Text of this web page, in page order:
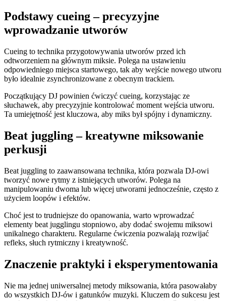
Podstawy cueing – precyzyjne
wprowadzanie utworów
Cueing to technika przygotowywania utworów przed ich
odtworzeniem na głównym miksie. Polega na ustawieniu
odpowiedniego miejsca startowego, tak aby wejście nowego utworu
było idealnie zsynchronizowane z obecnym trackiem.
Początkujący DJ powinien ćwiczyć cueing, korzystając ze
słuchawek, aby precyzyjnie kontrolować moment wejścia utworu.
Ta umiejętność jest kluczowa, aby miks był spójny i dynamiczny.
Beat juggling – kreatywne miksowanie
perkusji
Beat juggling to zaawansowana technika, która pozwala DJ-owi
tworzyć nowe rytmy z istniejących utworów. Polega na
manipulowaniu dwoma lub więcej utworami jednocześnie, często z
użyciem loopów i efektów.
Choć jest to trudniejsze do opanowania, warto wprowadzać
elementy beat jugglingu stopniowo, aby dodać swojemu miksowi
unikalnego charakteru. Regularne ćwiczenia pozwalają rozwijać
refleks, słuch rytmiczny i kreatywność.
Znaczenie praktyki i eksperymentowania
Nie ma jednej uniwersalnej metody miksowania, która pasowałaby
do wszystkich DJ-ów i gatunków muzyki. Kluczem do sukcesu jest